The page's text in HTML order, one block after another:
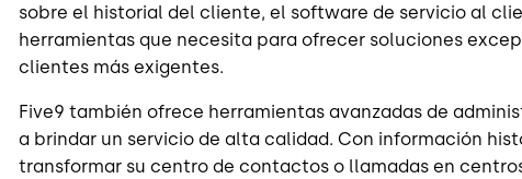
sobre el historial del cliente, el software de servicio al
herramientas que necesita para ofrecer soluciones
clientes más exigentes.
Five9 también ofrece herramientas avanzadas de
a brindar un servicio de alta calidad. Con información
transformar su centro de contactos o llamadas en